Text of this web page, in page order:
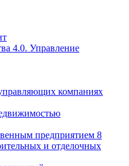
4.0. Управление
компаниях
предприятием 8
и отделочных